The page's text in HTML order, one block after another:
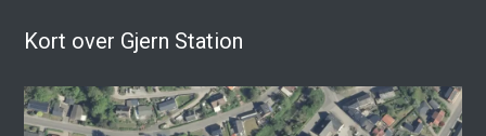
Kort over Gjern Station